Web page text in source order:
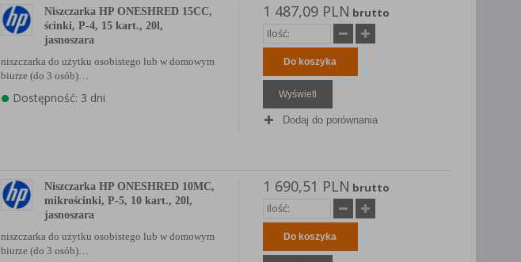
Niszczarka HP ONESHRED 15CC,
ścinki, P-4, 15 kart., 20l,
jasnoszara
niszczarka do użytku osobistego lub w domowym
biurze (do 3 osób)…
Dostępność: 3 dni
1 487,09 PLN brutto
Do koszyka
Wyświetl
Dodaj do porównania
Niszczarka HP ONESHRED 10MC,
mikrościnki, P-5, 10 kart., 20l,
jasnoszara
niszczarka do użytku osobistego lub w domowym
biurze (do 3 osób)…
1 690,51 PLN brutto
Do koszyka